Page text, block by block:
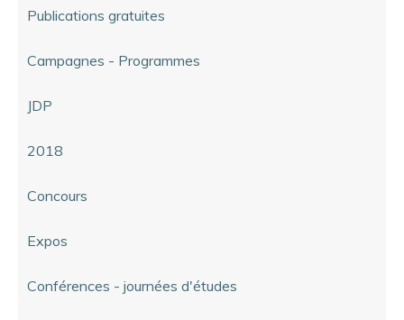
Publications gratuites
Campagnes - Programmes
JDP
2018
Concours
Expos
Conférences - journées d'études